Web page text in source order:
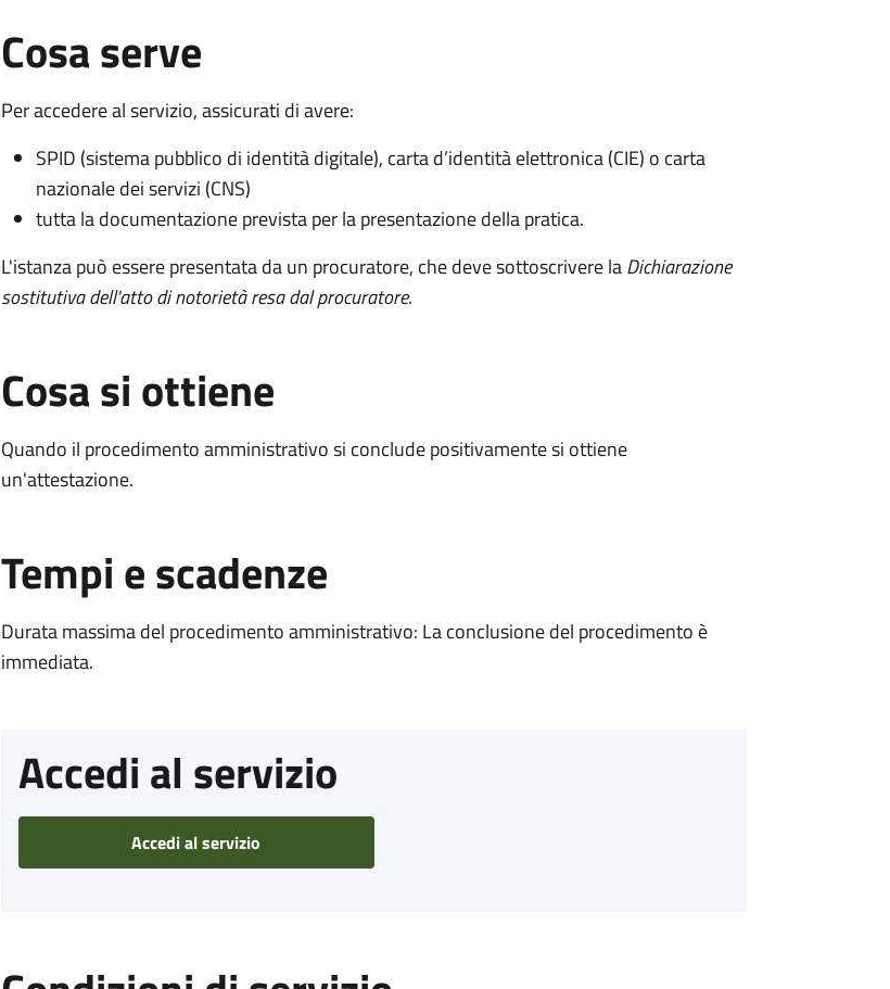
Cosa serve
Per accedere al servizio, assicurati di avere:
SPID (sistema pubblico di identità digitale), carta d’identità elettronica (CIE) o carta
nazionale dei servizi (CNS)
tutta la documentazione prevista per la presentazione della pratica.
L'istanza può essere presentata da un procuratore, che deve sottoscrivere laDichiarazione
sostitutiva dell'atto di notorietà resa dal procuratore.
Cosa si ottiene
Quando il procedimento amministrativo si conclude positivamente si ottiene
un'attestazione.
Tempi e scadenze
Durata massima del procedimento amministrativo: La conclusione del procedimento è
immediata.
Accedi al servizio
Accedi al servizio